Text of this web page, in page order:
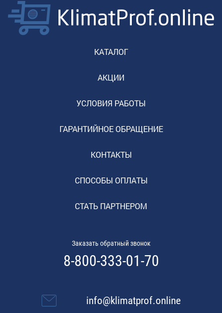
КАТАЛОГ
АКЦИИ
УСЛОВИЯ РАБОТЫ
ГАРАНТИЙНОЕ ОБРАЩЕНИЕ
КОНТАКТЫ
СПОСОБЫ ОПЛАТЫ
СТАТЬ ПАРТНЕРОМ
Заказать обратный звонок
8-800-333-01-70
info@klimatprof.online